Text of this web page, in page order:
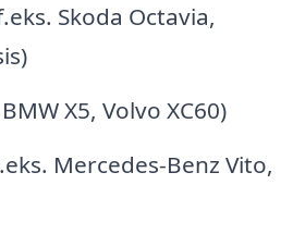
Skoda Octavia,
X5, Volvo XC60)
Mercedes-Benz Vito,